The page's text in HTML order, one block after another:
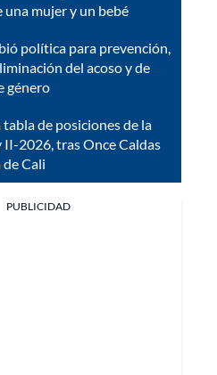
una mujer y un bebé
política para prevención,
del acoso y de
género
de posiciones de la
II-2026, tras Once Caldas
Cali
PUBLICIDAD